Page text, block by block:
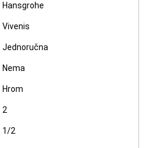
Hansgrohe
Vivenis
Jednoručna
Nema
Hrom
2
1/2